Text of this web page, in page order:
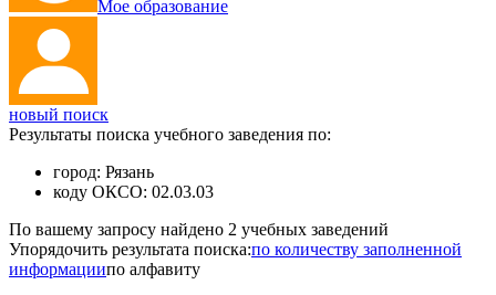
Мое образование
новый поиск
Результаты поиска учебного заведения по:
город: Рязань
коду ОКСО: 02.03.03
По вашему запросу найдено 2 учебных заведений
Упорядочить результата поиска:по количеству заполненной
информациипо алфавиту